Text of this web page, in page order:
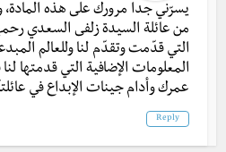
يسرّني جدا مرورك على هذه
من عائلة السيدة زلفى السعدي
التي قدّمت وتقدّم لنا وللعالم
المعلومات الإضافية التي قدمتها
عمرك وأدام جينات الإبداع في
Reply